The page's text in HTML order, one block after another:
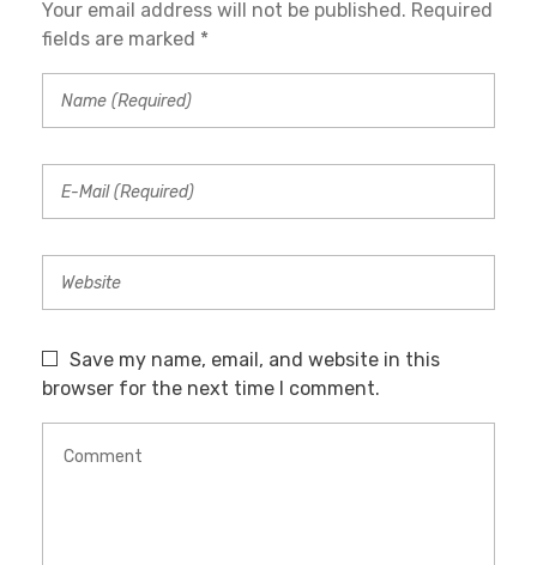
Your email address will not be published. Required
fields are marked *
Save my name, email, and website in this
browser for the next time I comment.